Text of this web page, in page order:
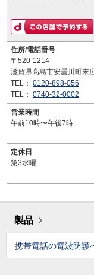
住所/電話番号
〒520-1214
滋賀県高島市安曇川町末
TEL： 0120-898-056
TEL： 0740-32-0002
営業時間
午前10時〜午後7時
定休日
第3水曜
製品
携帯電話の電波防護